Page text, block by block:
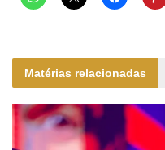
Matérias relacionadas